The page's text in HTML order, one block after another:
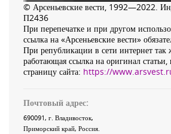
© Арсеньевские вести, 1992—2022.
П2436
При перепечатке и при другом
ссылка на «Арсеньевские вести»
При републикации в сети интернет так
работающая ссылка на оригинал
страницу сайта: https://
Почтовый адрес:
690091, г. Владивосток,
Приморский край, Россия.